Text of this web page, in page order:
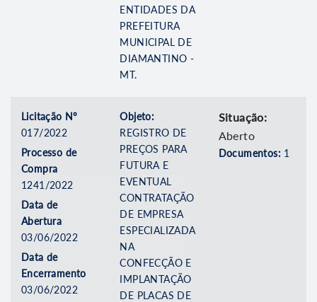
ENTIDADES DA
PREFEITURA
MUNICIPAL DE
DIAMANTINO -
MT.
Licitação Nº
017/2022
Processo de
Compra
1241/2022
Data de
Abertura
03/06/2022
Data de
Encerramento
03/06/2022
Objeto:
REGISTRO DE
PREÇOS PARA
FUTURA E
EVENTUAL
CONTRATAÇÃO
DE EMPRESA
ESPECIALIZADA
NA
CONFECÇÃO E
IMPLANTAÇÃO
DE PLACAS DE
Situação:
Aberto
Documentos: 1